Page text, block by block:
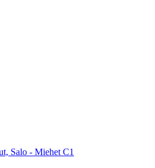
Salo - Miehet C1